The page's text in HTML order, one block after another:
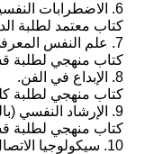
6. الاضطرابات النفسية والسلوكية.
كتاب معتمد لطلبة
7. علم النفس المعرفي.
كتاب منهجي لطلبة
8. الإبداع في الفن.
كتاب منهجي لطلبة
9. الإرشاد النفسي (باللغة الإنكليزية).
كتاب منهجي لطلبة
10. سيكولوجيا الاتصال .